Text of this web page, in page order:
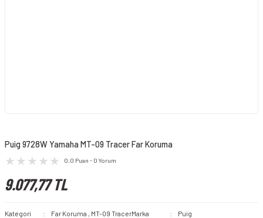
Puig 9728W Yamaha MT-09 Tracer Far Koruma
0.0 Puan - 0 Yorum
9.077,77 TL
Kategori Far Koruma , MT-09 TracerMarka Puig